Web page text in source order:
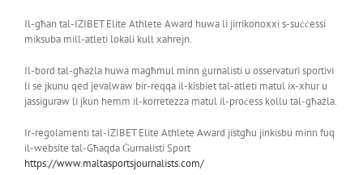
Il-għan tal-IZIBET Elite Athlete Award huwa li jirrikonoxxi s-suċċessi
miksuba mill-atleti lokali kull xahrejn.
Il-bord tal-għażla huwa magħmul minn ġurnalisti u osservaturi sportivi
li se jkunu qed jevalwaw bir-reqqa il-kisbiet tal-atleti matul ix-xhur u
jassiguraw li jkun hemm il-korretezza matul il-proċess kollu tal-għażla.
Ir-regolamenti tal-IZIBET Elite Athlete Award jistgħu jinkisbu minn fuq
il-website tal-Għaqda Ġurnalisti Sport
https://www.maltasportsjournalists.com/